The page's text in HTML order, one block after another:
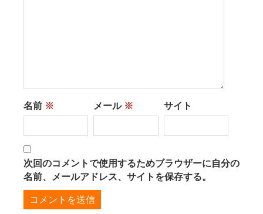
名前 ※ メール ※ サイト
次回のコメントで使用するためブラウザーに自分の
名前、メールアドレス、サイトを保存する。